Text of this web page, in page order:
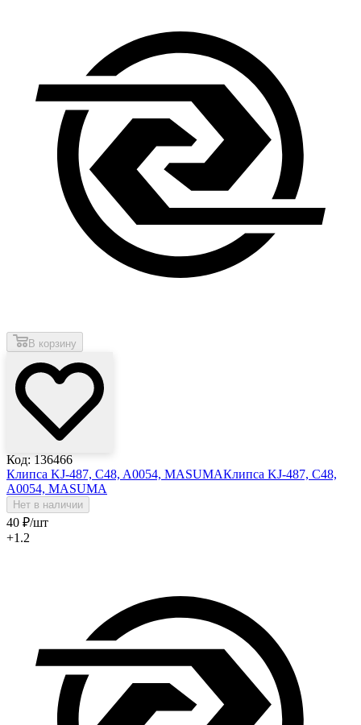
В корзину
Код: 136466
Клипса KJ-487, C48, A0054, MASUMAКлипса KJ-487, C48,
A0054, MASUMA
Нет в наличии
40 ₽/шт
+1.2